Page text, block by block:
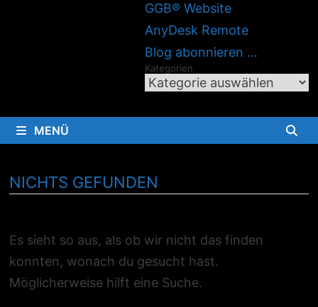
GGB® Website
AnyDesk Remote
Blog abonnieren …
Kategorien
MENÜ
NICHTS GEFUNDEN
Es sieht so aus, als ob wir nicht das finden
konnten, wonach du gesucht hast.
Möglicherweise hilft eine Suche.